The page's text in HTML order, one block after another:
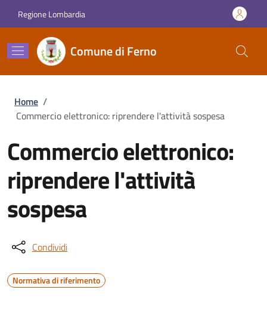
Regione Lombardia
Comune di Ferno
Briciole di pane
Home /
Commercio elettronico: riprendere l'attività sospesa
Commercio elettronico:
riprendere l'attività
sospesa
Condividi
Normativa di riferimento